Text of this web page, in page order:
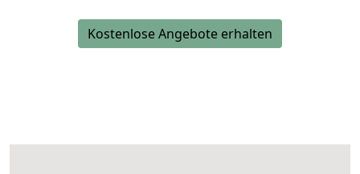
Kostenlose Angebote erhalten